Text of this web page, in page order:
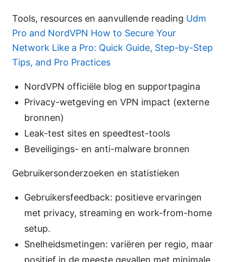
Tools, resources en aanvullende reading Udm
Pro and NordVPN How to Secure Your
Network Like a Pro: Quick Guide, Step-by-Step
Tips, and Pro Practices
NordVPN officiële blog en supportpagina
Privacy-wetgeving en VPN impact (externe
bronnen)
Leak-test sites en speedtest-tools
Beveiligings- en anti-malware bronnen
Gebruikersonderzoeken en statistieken
Gebruikersfeedback: positieve ervaringen
met privacy, streaming en work-from-home
setup.
Snelheidsmetingen: variëren per regio, maar
positief in de meeste gevallen met minimale